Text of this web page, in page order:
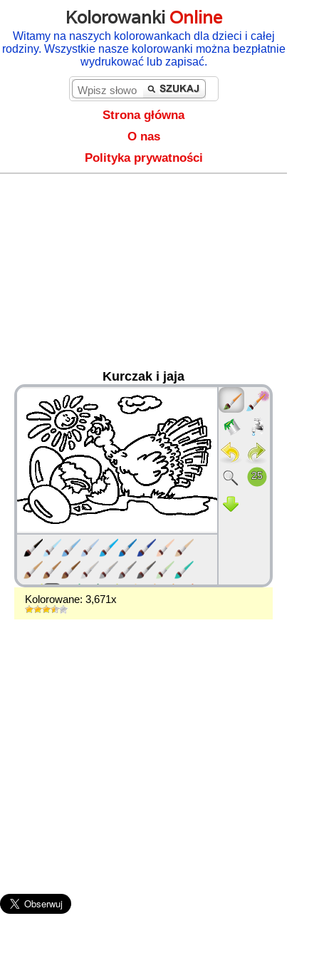
Kolorowanki Online
Witamy na naszych kolorowankach dla dzieci i całej
rodziny. Wszystkie nasze kolorowanki można bezpłatnie
wydrukować lub zapisać.
Strona główna
O nas
Polityka prywatności
Kurczak i jaja
Kolorowane: 3,671x